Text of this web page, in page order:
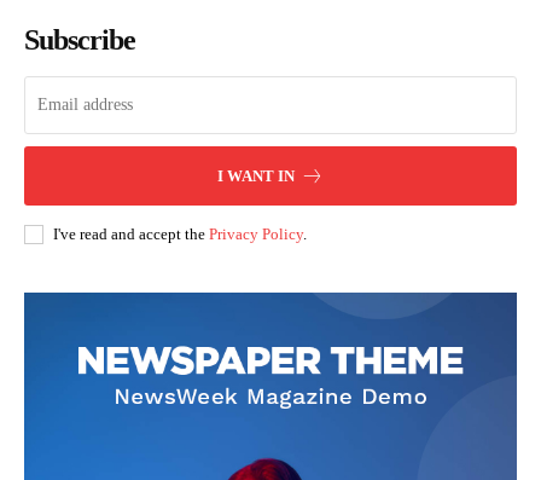
Subscribe
I WANT IN
I've read and accept the Privacy Policy.